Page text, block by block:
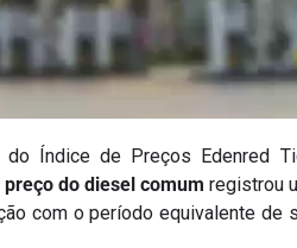
do Índice de Preços Edenred
preço do diesel comum registrou
com o período equivalente de